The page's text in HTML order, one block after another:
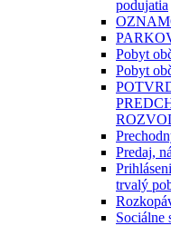
podujatia
Pobyt
Pobyt
Predaj,
trvalý
Sociálne